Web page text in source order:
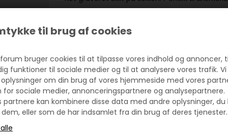
til brug af cookies
bruger cookies til at tilpasse vores indhold og annoncer,
funktioner til sociale medier og til at analysere vores trafik.
om din brug af vores hjemmeside med vores
for sociale medier, annonceringspartnere og analysepartnere.
partnere kan kombinere disse data med andre oplysninger, du
eller som de har indsamlet fra din brug af deres tjenester.
Der graveres på et sokkelskilt, som
graveringstekst centreres og sættes pænt
bronze afhængigt af hvilken statuette de
gravering til en fast lav enhedspris pr. skilt.
Altid hurtig levering ved Pokalforum!